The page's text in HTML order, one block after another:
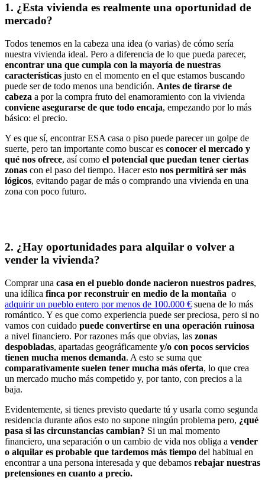
1. ¿Esta vivienda es realmente una oportunidad de
mercado?
Todos tenemos en la cabeza una idea (o varias) de cómo sería
nuestra vivienda ideal. Pero a diferencia de lo que pueda parecer,
encontrar una que cumpla con la mayoría de nuestras
características justo en el momento en el que estamos buscando
puede ser de todo menos una bendición. Antes de tirarse de
cabeza a por la compra fruto del enamoramiento con la vivienda
conviene asegurarse de que todo encaja, empezando por lo más
básico: el precio.
Y es que sí, encontrar ESA casa o piso puede parecer un golpe de
suerte, pero tan importante como buscar es conocer el mercado y
qué nos ofrece, así como el potencial que puedan tener ciertas
zonas con el paso del tiempo. Hacer esto nos permitirá ser más
lógicos, evitando pagar de más o comprando una vivienda en una
zona con poco futuro.
2. ¿Hay oportunidades para alquilar o volver a
vender la vivienda?
Comprar una casa en el pueblo donde nacieron nuestros padres,
una idílica finca por reconstruir en medio de la montaña o
adquirir un pueblo entero por menos de 100.000 € suena de lo más
romántico. Y es que como experiencia puede ser preciosa, pero si no
vamos con cuidado puede convertirse en una operación ruinosa
a nivel financiero. Por razones más que obvias, las zonas
despobladas, apartadas geográficamente y/o con pocos servicios
tienen mucha menos demanda. A esto se suma que
comparativamente suelen tener mucha más oferta, lo que crea
un mercado mucho más competido y, por tanto, con precios a la
baja.
Evidentemente, si tienes previsto quedarte tú y usarla como segunda
residencia durante años esto no supone ningún problema pero, ¿qué
pasa si las circunstancias cambian? Si un mal momento
financiero, una separación o un cambio de vida nos obliga a vender
o alquilar es probable que tardemos más tiempo del habitual en
encontrar a una persona interesada y que debamos rebajar nuestras
pretensiones en cuanto a precio.